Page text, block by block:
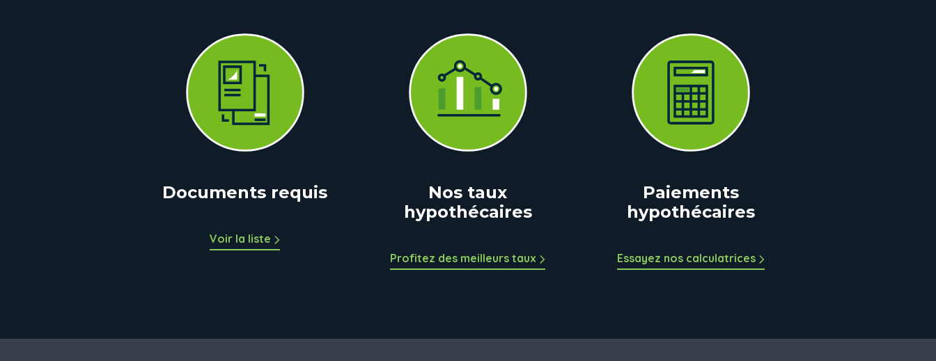
Documents requis
Voir la liste
Nos taux
hypothécaires
Profitez des meilleurs taux
Paiements
hypothécaires
Essayez nos calculatrices